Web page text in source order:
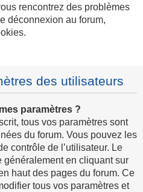
rencontrez des problèmes
déconnexion au forum,
des utilisateurs
paramètres ?
tous vos paramètres sont
du forum. Vous pouvez les
contrôle de l’utilisateur. Le
généralement en cliquant sur
haut des pages du forum. Ce
tous vos paramètres et